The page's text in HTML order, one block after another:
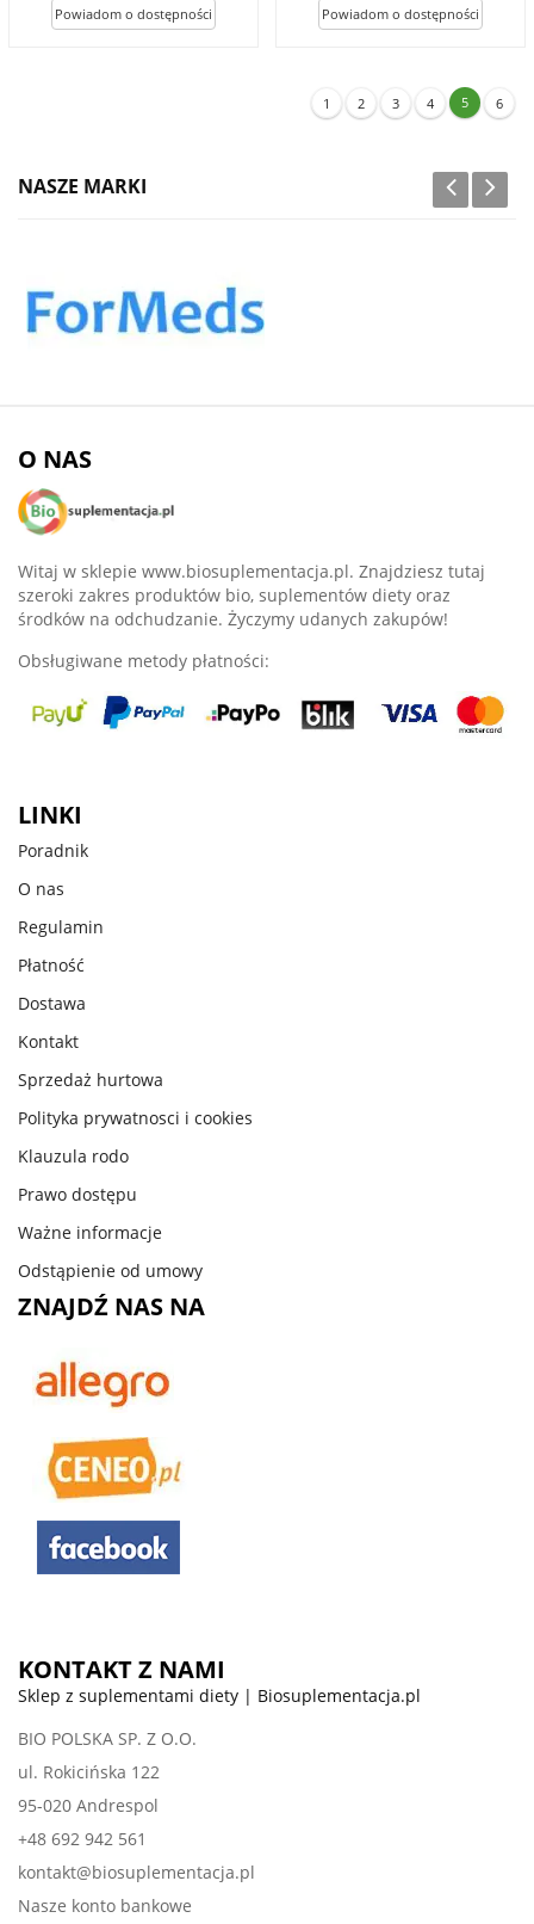
1 2 3 4 5 6
NASZE MARKI
O NAS
Witaj w sklepie www.biosuplementacja.pl. Znajdziesz tutaj
szeroki zakres produktów bio, suplementów diety oraz
środków na odchudzanie. Życzymy udanych zakupów!
Obsługiwane metody płatności:
LINKI
Poradnik
O nas
Regulamin
Płatność
Dostawa
Kontakt
Sprzedaż hurtowa
Polityka prywatnosci i cookies
Klauzula rodo
Prawo dostępu
Ważne informacje
Odstąpienie od umowy
ZNAJDŹ NAS NA
KONTAKT Z NAMI
Sklep z suplementami diety | Biosuplementacja.pl
BIO POLSKA SP. Z O.O.
ul. Rokicińska 122
95-020 Andrespol
+48 692 942 561
kontakt@biosuplementacja.pl
Nasze konto bankowe